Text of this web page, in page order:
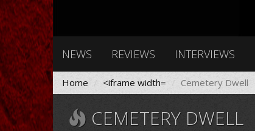
NEWS REVIEWS INTERVIEWS
Home <iframe width= Cemetery Dwell
CEMETERY DWELL